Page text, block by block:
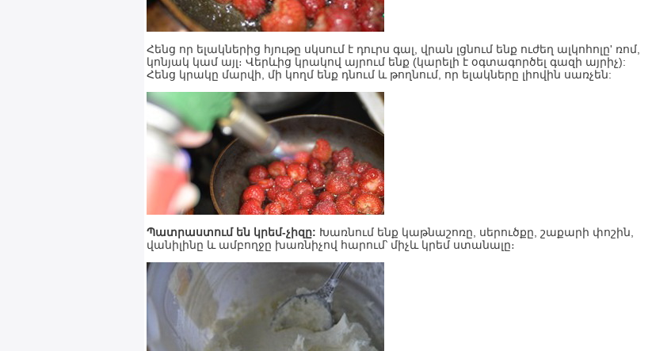
Հենց որ ելակներից հյութը սկսում է դուրս գալ, վրան լցնում ենք ուժեղ ալկոհոլը' ռոմ,
կոնյակ կամ այլ։ Վերևից կրակով այրում ենք (կարելի է օգտագործել գազի այրիչ):
Հենց կրակը մարվի, մի կողմ ենք դնում և թողնում, որ ելակները լիովին սառչեն:
Պատրաստում են կրեմ-չիզը: Խառնում ենք կաթնաշոռը, սերուծքը, շաքարի փոշին,
վանիլինը և ամբողջը խառնիչով հարում՝ միչև կրեմ ստանալը։